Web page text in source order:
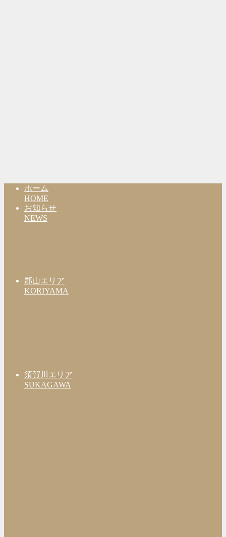
ホーム
HOME
お知らせ
NEWS
郡山エリア
KORIYAMA
須賀川エリア
SUKAGAWA